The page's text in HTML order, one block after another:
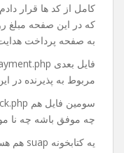
چه مطلبی بذارم که
بعد این یادم اومد که
کلی مشکل خوردم و
آل رسیدم .
خوب من داخل فایلی
که در این صفحه مبلغ
به صفحه پرداخت